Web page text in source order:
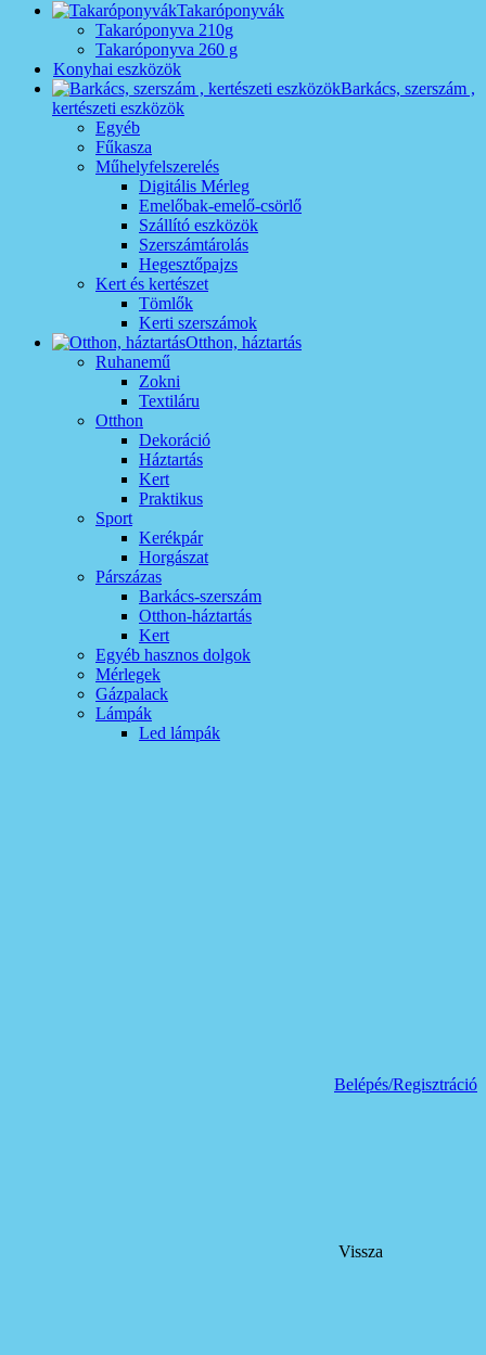
Takaróponyvák
Takaróponyva 210g
Takaróponyva 260 g
Konyhai eszközök
Barkács, szerszám ,
kertészeti eszközök
Egyéb
Fűkasza
Műhelyfelszerelés
Digitális Mérleg
Emelőbak-emelő-csörlő
Szállító eszközök
Szerszámtárolás
Hegesztőpajzs
Kert és kertészet
Tömlők
Kerti szerszámok
Otthon, háztartás
Ruhanemű
Zokni
Textiláru
Otthon
Dekoráció
Háztartás
Kert
Praktikus
Sport
Kerékpár
Horgászat
Párszázas
Barkács-szerszám
Otthon-háztartás
Kert
Egyéb hasznos dolgok
Mérlegek
Gázpalack
Lámpák
Led lámpák
Belépés/Regisztráció
Vissza